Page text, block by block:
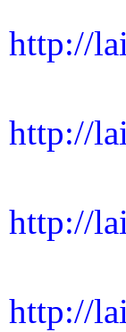
http://
http://
http://
http://